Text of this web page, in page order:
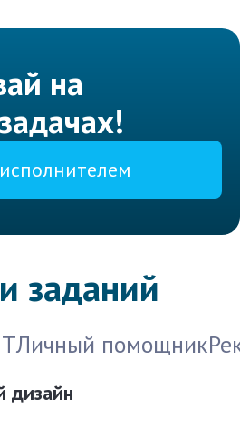
на
заданий
Личный помощник
дизайн